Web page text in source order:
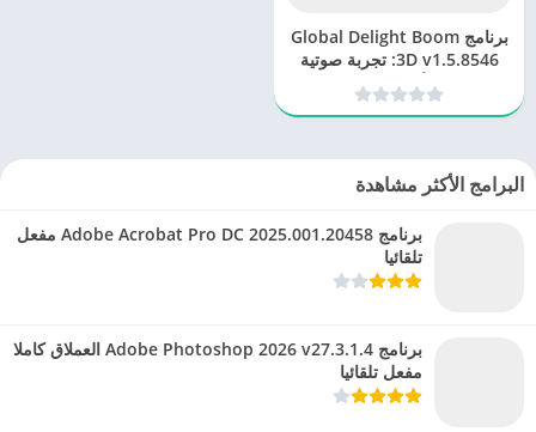
برنامج Global Delight Boom
3D v1.5.8546: تجربة صوتية
ثلاثية الأبعاد لا مثيل لها
البرامج الأكثر مشاهدة
برنامج Adobe Acrobat Pro DC 2025.001.20458 مفعل
تلقائيا
برنامج Adobe Photoshop 2026 v27.3.1.4 العملاق كاملا
مفعل تلقائيا